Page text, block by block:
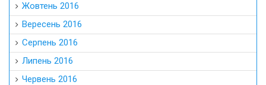
Жовтень 2016
Вересень 2016
Серпень 2016
Липень 2016
Червень 2016